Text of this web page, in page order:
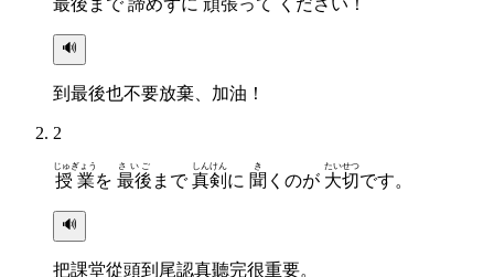
最後 まで諦めずに 頑張って ください！
🔊
到最後也不要放棄、加油！
2
授業
じゅぎょう
を 最後
さいご
まで真剣
しんけん
に 聞
き
くのが 大切
たいせつ
です。
🔊
把課堂從頭到尾認真聽完很重要。